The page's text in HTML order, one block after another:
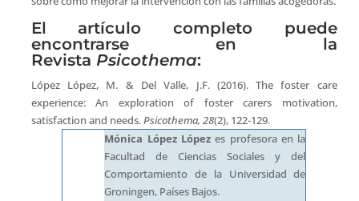
El artículo completo puede
encontrarse en la
Revista Psicothema:
López López, M. & Del Valle, J.F. (2016). The foster care
experience: An exploration of foster carers motivation,
satisfaction and needs.Psicothema, 28(2), 122-129.
Mónica López López es profesora en la
Facultad de Ciencias Sociales y del
Comportamiento de la Universidad de
Groningen, Países Bajos.